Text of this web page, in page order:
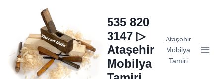
535 820
3147 ▷
Ataşehir
Mobilya
Ataşehir
Mobilya
Tamiri